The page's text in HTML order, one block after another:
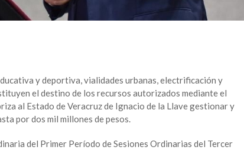
y deportiva, vialidades urbanas, electrificación y
el destino de los recursos autorizados mediante el
al Estado de Veracruz de Ignacio de la Llave gestionar y
por dos mil millones de pesos.
del Primer Período de Sesiones Ordinarias del Tercer